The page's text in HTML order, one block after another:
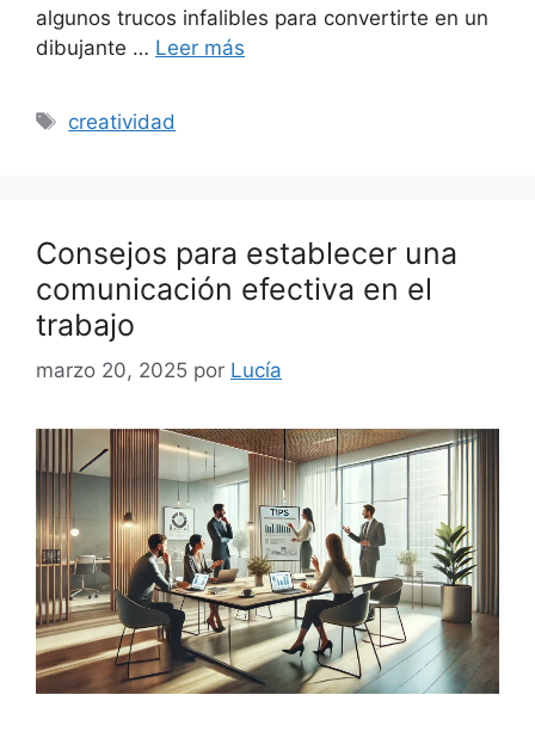
algunos trucos infalibles para convertirte en un
dibujante … Leer más
Etiquetas
creatividad
Consejos para establecer una
comunicación efectiva en el
trabajo
marzo 20, 2025 por Lucía